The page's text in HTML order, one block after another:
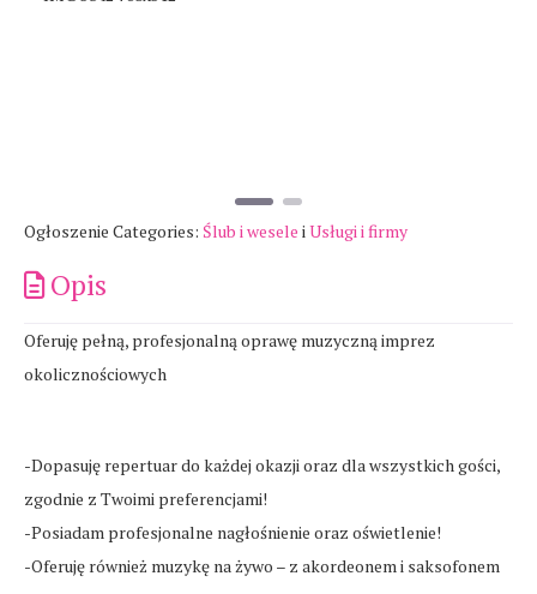
Ogłoszenie Categories: Ślub i wesele iUsługi i firmy
Opis
Oferuję pełną, profesjonalną oprawę muzyczną imprez
okolicznościowych
-Dopasuję repertuar do każdej okazji oraz dla wszystkich gości,
zgodnie z Twoimi preferencjami!
-Posiadam profesjonalne nagłośnienie oraz oświetlenie!
-Oferuję również muzykę na żywo – z akordeonem i saksofonem